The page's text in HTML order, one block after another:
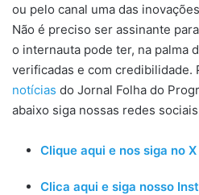
ou pelo canal uma das
Não é preciso ser assinante
o internauta pode ter, na palma
verificadas e com credibilidade.
notícias do Jornal Folha do
abaixo siga nossas redes
Clique aqui e nos siga no X
Clica aqui e siga nosso